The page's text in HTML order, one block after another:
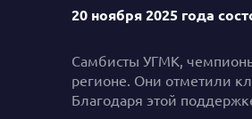
20 ноября 2025 года
Самбисты УГМК,
регионе. Они отметили
Благодаря этой